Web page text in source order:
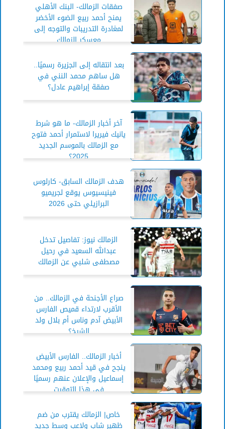
صفقات الزمالك- البنك الأهلي
يمنح أحمد ربيع الضوء الأخضر
لمغادرة التدريبات والتوجه إلى
معسكر الزمالك
بعد انتقاله إلى الجزيرة رسميًا..
هل ساهم محمد النني في
صفقة إبراهيم عادل؟
آخر أخبار الزمالك- ما هو شرط
يانيك فيريرا لاستمرار أحمد فتوح
مع الزمالك بالموسم الجديد
2025؟
هدف الزمالك السابق- كارلوس
فينيسيوس يوقع لجريميو
البرازيلي حتى 2026
الزمالك نيوز: تفاصيل تدخل
عبدالله السعيد في رحيل
مصطفى شلبي عن الزمالك
صراع الأجنحة في الزمالك.. من
الأقرب لارتداء قميص الفارس
الأبيض آدم وناس أم بلال ولد
الشيخ؟
أخبار الزمالك.. الفارس الأبيض
ينجح في قيد أحمد ربيع ومحمد
إسماعيل والإعلان عنهم رسميًا
في هذا التوقيت
خاص| الزمالك يقترب من ضم
ظهير شاب ولاعب وسط جديد